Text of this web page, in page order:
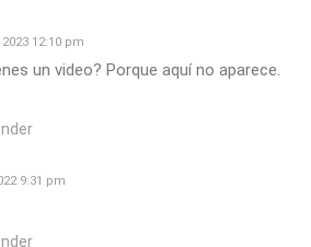
12:10 pm
un video? Porque aquí no aparece.
9:31 pm